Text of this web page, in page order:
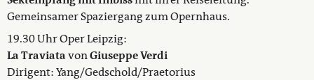
Gemeinsamer Spaziergang zum Opernhaus.
19.30 Uhr Oper Leipzig:
La TraviatavonGiuseppe Verdi
Dirigent: Yang/Gedschold/Praetorius